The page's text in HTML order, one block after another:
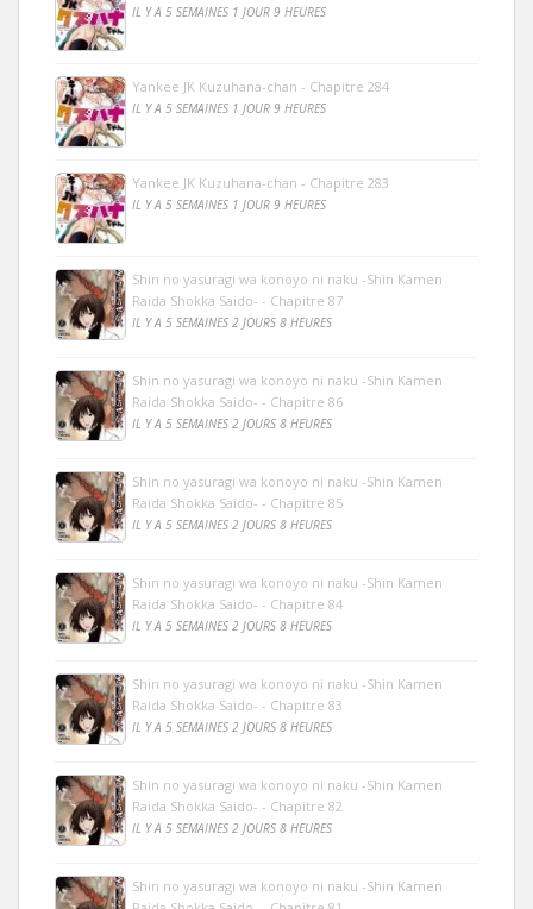
IL Y A 5 SEMAINES 1 JOUR 9 HEURES
Yankee JK Kuzuhana-chan - Chapitre 284
IL Y A 5 SEMAINES 1 JOUR 9 HEURES
Yankee JK Kuzuhana-chan - Chapitre 283
IL Y A 5 SEMAINES 1 JOUR 9 HEURES
Shin no yasuragi wa konoyo ni naku -Shin Kamen
Raida Shokka Saido- - Chapitre 87
IL Y A 5 SEMAINES 2 JOURS 8 HEURES
Shin no yasuragi wa konoyo ni naku -Shin Kamen
Raida Shokka Saido- - Chapitre 86
IL Y A 5 SEMAINES 2 JOURS 8 HEURES
Shin no yasuragi wa konoyo ni naku -Shin Kamen
Raida Shokka Saido- - Chapitre 85
IL Y A 5 SEMAINES 2 JOURS 8 HEURES
Shin no yasuragi wa konoyo ni naku -Shin Kamen
Raida Shokka Saido- - Chapitre 84
IL Y A 5 SEMAINES 2 JOURS 8 HEURES
Shin no yasuragi wa konoyo ni naku -Shin Kamen
Raida Shokka Saido- - Chapitre 83
IL Y A 5 SEMAINES 2 JOURS 8 HEURES
Shin no yasuragi wa konoyo ni naku -Shin Kamen
Raida Shokka Saido- - Chapitre 82
IL Y A 5 SEMAINES 2 JOURS 8 HEURES
Shin no yasuragi wa konoyo ni naku -Shin Kamen